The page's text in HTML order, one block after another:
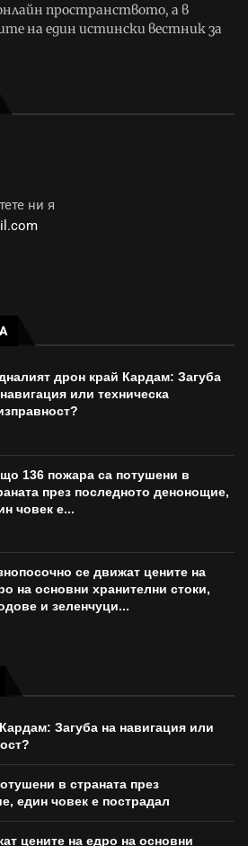
пространството, а в
на един истински вестник за
ни я
дрон край Кардам: Загуба
или техническа
136 пожара са потушени в
през последното денонощие,
човек е...
се движат цените на
на основни хранителни стоки,
и зеленчуци...
Загуба на навигация или
в страната през
един човек е пострадал
цените на едро на основни